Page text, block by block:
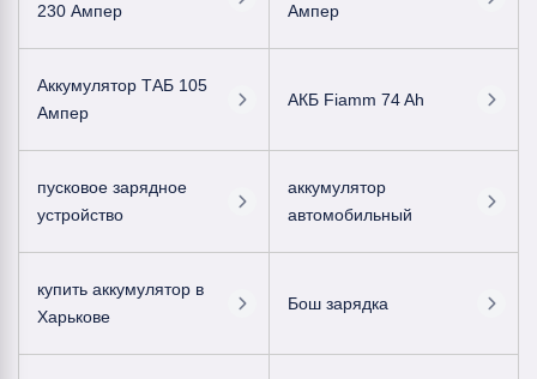
230 Ампер
Ампер
Аккумулятор ТАБ 105
Ампер
АКБ Fiamm 74 Ah
пусковое зарядное
устройство
аккумулятор
автомобильный
купить аккумулятор в
Харькове
Бош зарядка